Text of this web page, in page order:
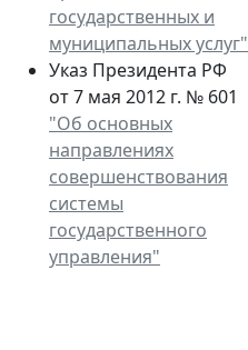
государственных и
муниципальных услуг"
Указ Президента РФ
от 7 мая 2012 г. № 601
"Об основных
направлениях
совершенствования
системы
государственного
управления"